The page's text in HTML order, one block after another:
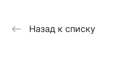
Назад к списку